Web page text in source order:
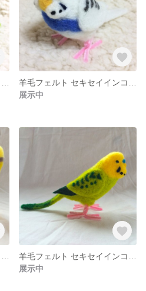
展示中
展示中